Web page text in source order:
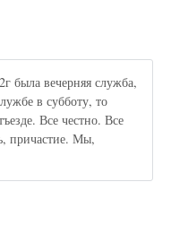
была вечерняя служба,
в субботу, то
Все честно. Все
причастие. Мы,